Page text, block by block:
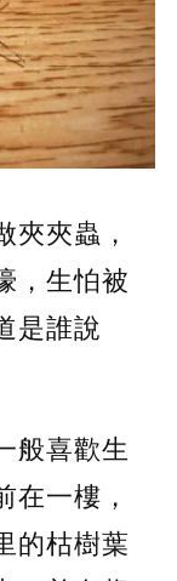
夾夾蟲，
，生怕被
是誰說
般喜歡生
在一樓，
的枯樹葉